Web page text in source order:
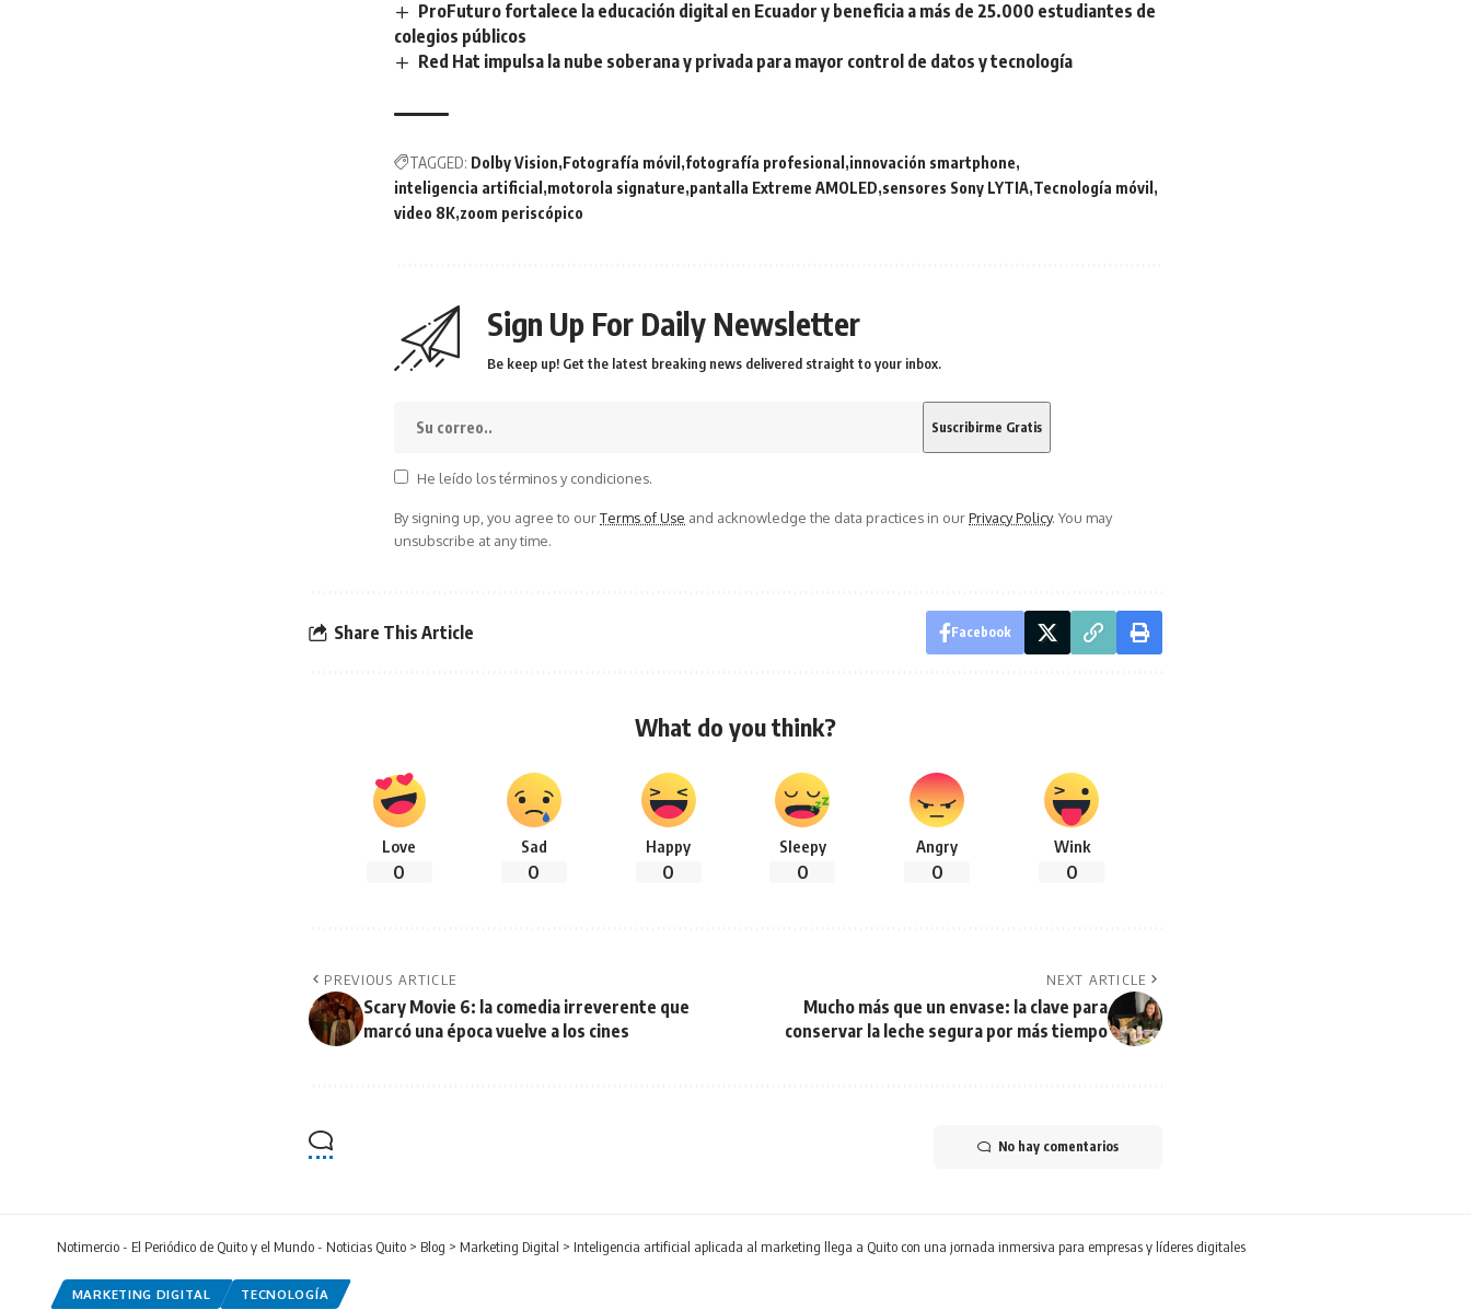
ProFuturo fortalece la educación digital en Ecuador y beneficia a más de 25.000 estudiantes de
colegios públicos
Red Hat impulsa la nube soberana y privada para mayor control de datos y tecnología
TAGGED: Dolby Vision Fotografía móvil fotografía profesional innovación smartphone
inteligencia artificial motorola signature pantalla Extreme AMOLED sensores Sony LYTIA Tecnología móvil
video 8K zoom periscópico
Sign Up For Daily Newsletter
Be keep up! Get the latest breaking news delivered straight to your inbox.
He leído los términos y condiciones.
By signing up, you agree to ourTerms of Use and acknowledge the data practices in ourPrivacy Policy. You may
unsubscribe at any time.
Share This Article Facebook
What do you think?
Love
0
Sad
0
Happy
0
Sleepy
0
Angry
0
Wink
0
PREVIOUS ARTICLE
Scary Movie 6: la comedia irreverente que
marcó una época vuelve a los cines
NEXT ARTICLE
Mucho más que un envase: la clave para
conservar la leche segura por más tiempo
No hay comentarios
Notimercio - El Periódico de Quito y el Mundo - Noticias Quito > Blog > Marketing Digital > Inteligencia artificial aplicada al marketing llega a Quito con una jornada inmersiva para empresas y líderes digitales
MARKETING DIGITAL TECNOLOGÍA